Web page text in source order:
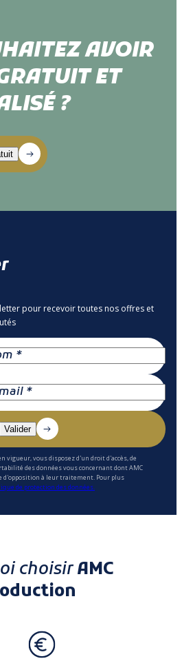
AVOIR
ET
?
pour recevoir toutes nos offres et
vigueur, vous disposez d'un droit d'accès, de
des données vous concernant dont AMC
à leur traitement. Pour plus
de protection des données.
choisirAMC